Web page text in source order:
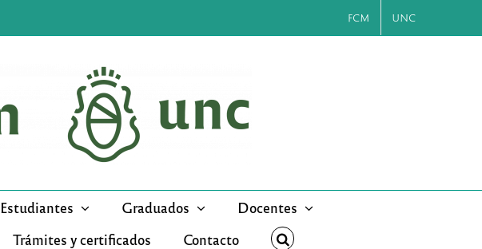
FCM UNC
Estudiantes Graduados
Docentes
Trámites y certificados Contacto